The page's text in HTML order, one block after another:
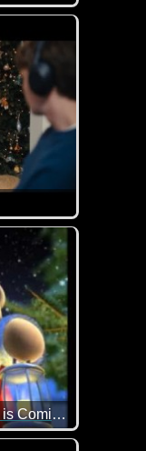
das richtige
unsere Gefühle
Forever Friends: Santa Bear is Coming
Bärchen. Das